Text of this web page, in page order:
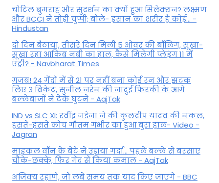
चोटिल बुमराह और सुदर्शन का क्यों हुआ सिलेक्शन? लक्ष्मण
और BCCI ने तोड़ी चुप्पी; बोले- इंसान का शरीर है कोई… -
Hindustan
दो दिन बैठाया, तीसरे दिन मिली 5 ओवर की बॉलिंग, सूखा-
सूखा रहा आकिब नबी का हाल, कैसे मिलेगी प्लेइंग 11 में
एंट्री? - Navbharat Times
गजब! 24 गेंदों में से 21 पर नहीं बना कोई रन और झटक
लिए 3 विकेट, सुनील नरेन की जादुई फिरकी के आगे
बल्लेबाजों ने टेके घुटने - AajTak
IND vs SLC XI: रवींद्र जडेजा ने की कुलदीप यादव की नकल,
हंसते-हंसते कोच गौतम गंभीर का हुआ बुरा हाल- Video -
Jagran
माइकल वॉन के बेटे ने उड़ाया गर्दा... पहले बल्ले से बरसाए
चौके-छक्के, फिर गेंद से किया कमाल - AajTak
अजिंक्य रहाणे, जो लंबे समय तक याद किए जाएंगे - BBC